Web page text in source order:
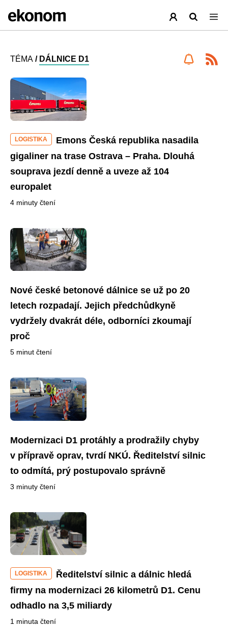
TÉMA / DÁLNICE D1
LOGISTIKA
Emons Česká republika nasadila
gigaliner na trase Ostrava – Praha. Dlouhá
souprava jezdí denně a uveze až 104
europalet
4 minuty čtení
Nové české betonové dálnice se už po 20
letech rozpadají. Jejich předchůdkyně
vydržely dvakrát déle, odborníci zkoumají
proč
5 minut čtení
Modernizaci D1 protáhly a prodražily chyby
v přípravě oprav, tvrdí NKÚ. Ředitelství silnic
to odmítá, prý postupovalo správně
3 minuty čtení
LOGISTIKA
Ředitelství silnic a dálnic hledá
firmy na modernizaci 26 kilometrů D1. Cenu
odhadlo na 3,5 miliardy
1 minuta čtení